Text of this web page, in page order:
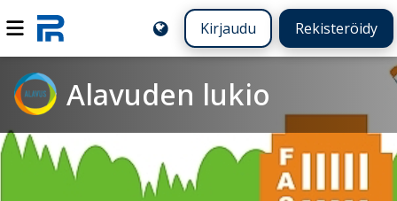
Kirjaudu Rekisteröidy
Alavuden lukio